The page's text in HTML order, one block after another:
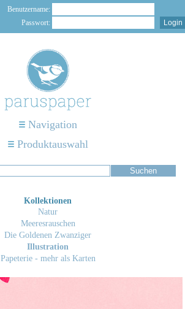
Benutzername:
Passwort:
Navigation
Produktauswahl
Kollektionen
Natur
Meeresrauschen
Die Goldenen Zwanziger
Illustration
Papeterie - mehr als Karten